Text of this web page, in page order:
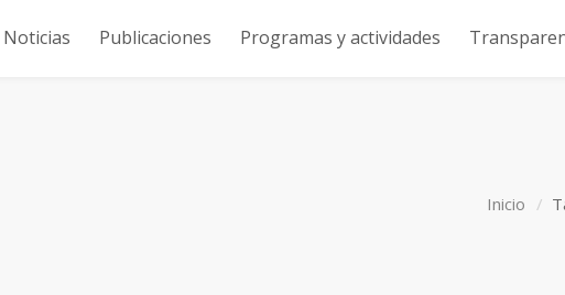
Noticias Publicaciones Programas y actividades
Inicio